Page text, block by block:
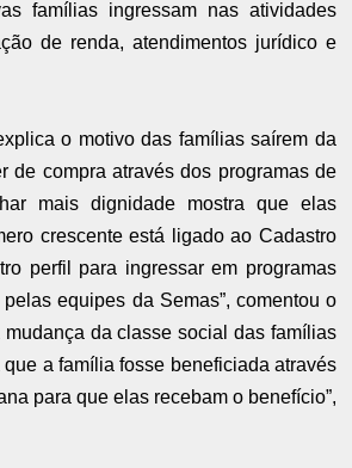
famílias ingressam nas atividades
de renda, atendimentos jurídico e
o motivo das famílias saírem da
de compra através dos programas de
mais dignidade mostra que elas
crescente está ligado ao Cadastro
perfil para ingressar em programas
equipes da Semas”, comentou o
da classe social das famílias
a família fosse beneficiada através
para que elas recebam o benefício”,